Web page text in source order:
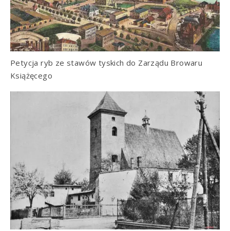
Petycja ryb ze stawów tyskich do Zarządu Browaru
Książęcego